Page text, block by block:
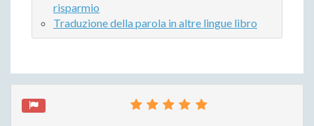
risparmio
Traduzione della parola in altre lingue libro